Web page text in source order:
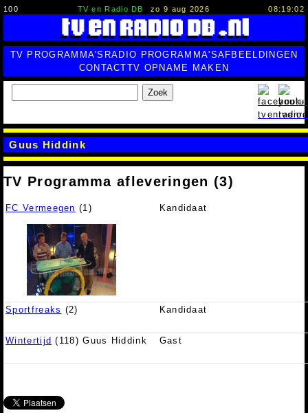
100 TV en Radio DB zo 9 aug 2026 08:19:03
TV PROGRAMMA'S RADIO PROGRAMMA'SAFBEELDINGEN
CONTACTTV OPNAME MAKEN
Zoek
Guus Hiddink
TV Programma afleveringen (3)
FC Vermeegen (1) Kandidaat
Sportfreaks (2) Kandidaat
Wintertijd (118) Guus Hiddink Gast